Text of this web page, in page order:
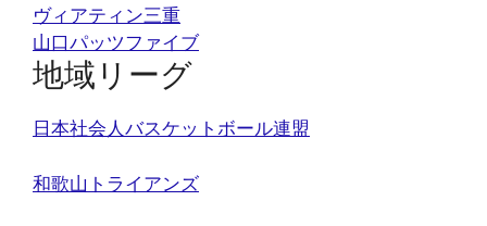
ヴィアティン三重
山口パッツファイブ
地域リーグ
日本社会人バスケットボール連盟
和歌山トライアンズ